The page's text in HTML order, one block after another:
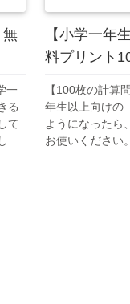
無
一
る
て
【小学一年
料プリント
【100枚の計算
年生以上向けの
ようになったら
お使いください